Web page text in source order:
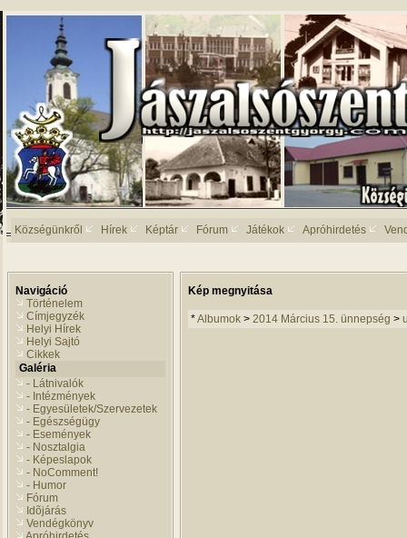
Községünkről Hírek Képtár Fórum Játékok Apróhirdetés
Navigáció
Történelem
Címjegyzék
Helyi Hírek
Helyi Sajtó
Cikkek
Galéria
- Látnivalók
- Intézmények
- Egyesületek/Szervezetek
- Egészségügy
- Események
- Nosztalgia
- Képeslapok
- NoComment!
- Humor
Fórum
Idõjárás
Vendégkönyv
Kép megnyitása
*Albumok > 2014 Március 15. ünnepség >